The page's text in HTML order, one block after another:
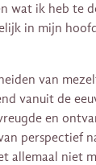
wat ik heb te
in mijn
van
vanuit de
en
perspectief
allemaal niet